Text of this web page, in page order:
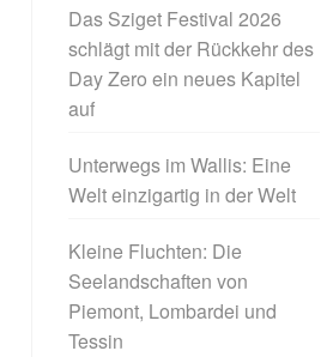
Das Sziget Festival 2026
schlägt mit der Rückkehr des
Day Zero ein neues Kapitel
auf
Unterwegs im Wallis: Eine
Welt einzigartig in der Welt
Kleine Fluchten: Die
Seelandschaften von
Piemont, Lombardei und
Tessin